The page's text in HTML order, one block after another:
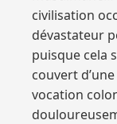
civilisation
dévastateur
puisque cela
couvert
vocation